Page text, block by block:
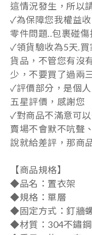
這情況發生，所以
✓為保障您我權益
零件問題..包裹碰
✓領貨驗收為5天.
貨品，不管您有沒
少，不要買了過兩
✓評價部分，是個
五星評價，感謝您
✓對商品不滿意可
賣場不會默不吭聲
說就給差評，那商
【商品規格】
◆品名：置衣架
◆規格：單層
◆固定方式：釘牆
◆材質：304不鏽鋼